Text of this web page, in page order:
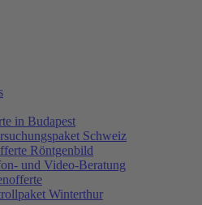
in Budapest
Schweiz
Röntgenbild
und Video-Beratung
Winterthur